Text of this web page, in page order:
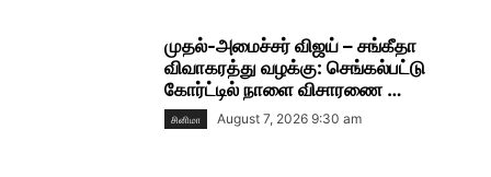
முதல்-அமைச்சர் விஜய் – சங்கீதா
விவாகரத்து வழக்கு: செங்கல்பட்டு
கோர்ட்டில் நாளை விசாரணை …
சினிமா August 7, 2026 9:30 am